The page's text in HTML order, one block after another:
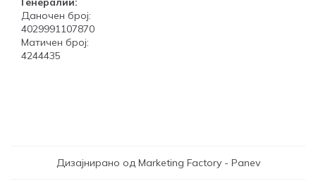
Даночен број:
4029991107870
Матичен број:
4244435
Дизајнирано од Marketing Factory - Panev